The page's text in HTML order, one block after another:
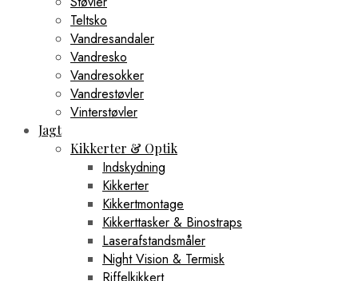
Teltsko
Vandresandaler
Vandresko
Vandresokker
Vandrestøvler
Vinterstøvler
Jagt
Kikkerter & Optik
Indskydning
Kikkerter
Kikkertmontage
Kikkerttasker & Binostraps
Laserafstandsmåler
Night Vision & Termisk